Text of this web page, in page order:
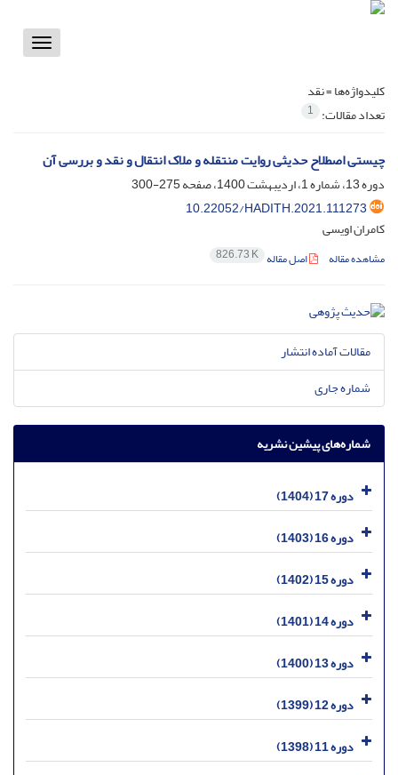
Toggle
کلیدواژه‌ها =نقد
تعداد مقالات: 1
چیستی اصطلاح حدیثی روایت منتقله و ملاک انتقال و نقد و بررسی آن
دوره 13، شماره 1، اردیبهشت 1400، صفحه
275-300
10.22052/HADITH.2021.111273
کامران اویسی
مشاهده مقاله اصل مقاله 826.73 K
مقالات آماده انتشار
شماره جاری
شماره‌های پیشین نشریه
دوره 17 (1404)
دوره 16 (1403)
دوره 15 (1402)
دوره 14 (1401)
دوره 13 (1400)
دوره 12 (1399)
دوره 11 (1398)